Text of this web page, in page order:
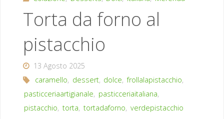
Torta da forno al
pistacchio
13 Agosto 2025
caramello, dessert, dolce, frollalapistacchio,
pasticceriaartigianale, pasticceriaitaliana,
pistacchio, torta, tortadaforno, verdepistacchio